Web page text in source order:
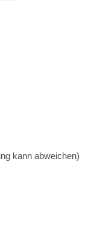
kann abweichen)